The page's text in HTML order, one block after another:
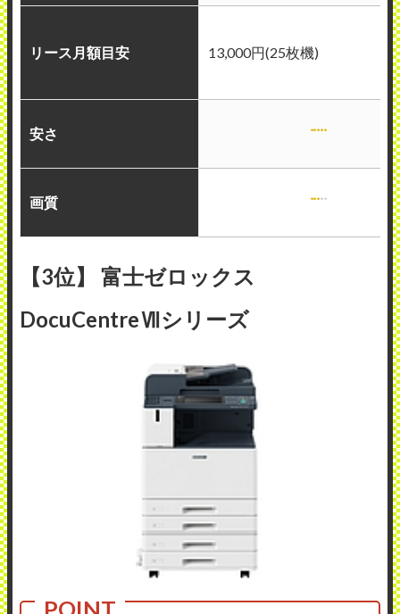
リース月額目安 13,000円(25枚機)
安さ
画質
【3位】 富士ゼロックス
DocuCentreⅦシリーズ